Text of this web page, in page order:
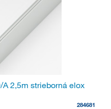
2,5m strieborná elox
284681